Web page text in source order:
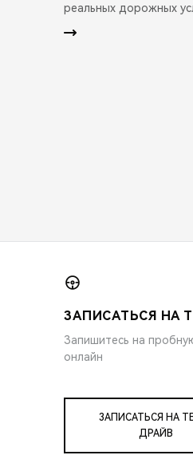
реальных дорожных
ЗАПИСАТЬСЯ НА
Запишитесь на
онлайн
ЗАПИСАТЬСЯ НА
ДРАЙВ